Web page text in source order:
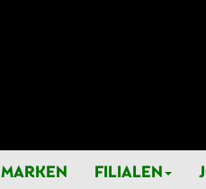
MARKEN FILIALEN